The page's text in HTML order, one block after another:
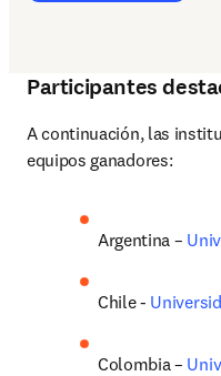
Participantes
A continuación, las
equipos ganadores:
Argentina –
Chile -
Colombia –